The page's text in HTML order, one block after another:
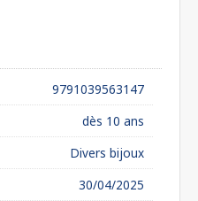
9791039563147
dès 10 ans
Divers bijoux
30/04/2025